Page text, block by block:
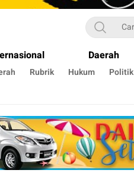
Daerah
Rubrik Hukum Politik